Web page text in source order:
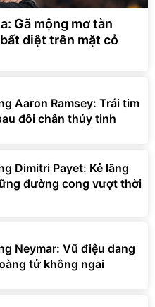
Gã mộng mơ tàn
diệt trên mặt cỏ
Aaron Ramsey: Trái tim
đôi chân thủy tinh
Dimitri Payet: Kẻ lãng
đường cong vượt thời
Neymar: Vũ điệu dang
tử không ngai